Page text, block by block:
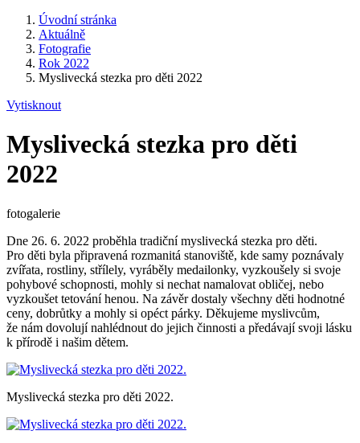
Úvodní stránka
Aktuálně
Fotografie
Rok 2022
Myslivecká stezka pro děti 2022
Vytisknout
Myslivecká stezka pro děti
2022
fotogalerie
Dne 26. 6. 2022 proběhla tradiční myslivecká stezka pro děti.
Pro děti byla připravená rozmanitá stanoviště, kde samy poznávaly
zvířata, rostliny, střílely, vyráběly medailonky, vyzkoušely si svoje
pohybové schopnosti, mohly si nechat namalovat obličej, nebo
vyzkoušet tetování henou. Na závěr dostaly všechny děti hodnotné
ceny, dobrůtky a mohly si opéct párky. Děkujeme myslivcům,
že nám dovolují nahlédnout do jejich činnosti a předávají svoji lásku
k přírodě i našim dětem.
Myslivecká stezka pro děti 2022.